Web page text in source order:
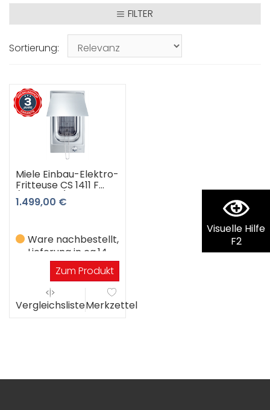
Visuelle Hilfe
F2
FILTER
Sortierung:
Miele Einbau-Elektro-
Fritteuse CS 1411 F
(Edelstahl) 3 Jahre
Premiumshop
1.499,00 €
Ware nachbestellt,
Lieferung in ca.14
Werktagen
Zum Produkt
VergleichslisteMerkzettel